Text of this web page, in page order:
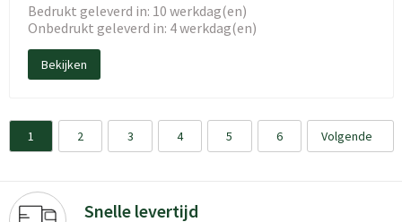
Bedrukt geleverd in: 10 werkdag(en)
Onbedrukt geleverd in: 4 werkdag(en)
Bekijken
1 2 3 4 5 6 Volgende
Snelle levertijd